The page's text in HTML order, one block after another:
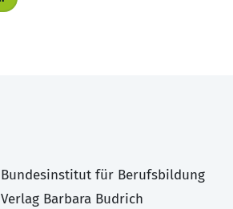
Bundesinstitut für Berufsbildung
Verlag Barbara Budrich